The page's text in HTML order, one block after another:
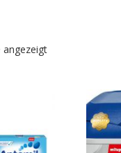
angezeigt